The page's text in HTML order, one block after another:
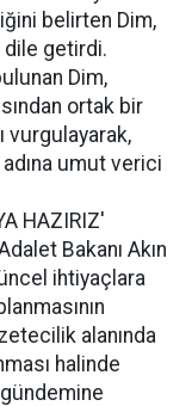
belirten Dim,
dile getirdi.
Dim,
ortak bir
vurgulayarak,
adına umut verici
HAZIRIZ'
Bakanı Akın
ihtiyaçlara
alanında
halinde